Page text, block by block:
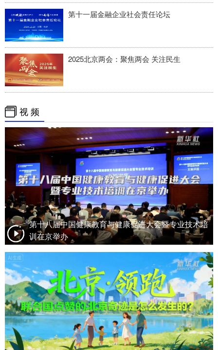
第十一届金融企业社会责任论坛
2025北京两会：聚焦两会 关注民生
视 频
第十八届中国健康教育与健康促进大会暨专业技术培
训在京举办